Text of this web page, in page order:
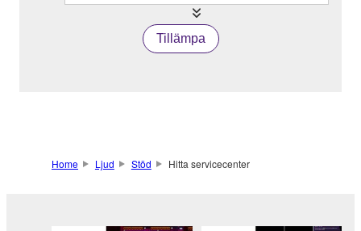
Tillämpa
Home Ljud Stöd Hitta servicecenter